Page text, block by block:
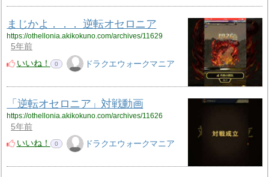
まじかよ．．． 逆転オセロニア
https://othellonia.akikokuno.com/archives/11629
5年前
いいね！
0 ドラクエウォークマニア
「逆転オセロニア」対戦動画
https://othellonia.akikokuno.com/archives/11626
5年前
いいね！
0 ドラクエウォークマニア